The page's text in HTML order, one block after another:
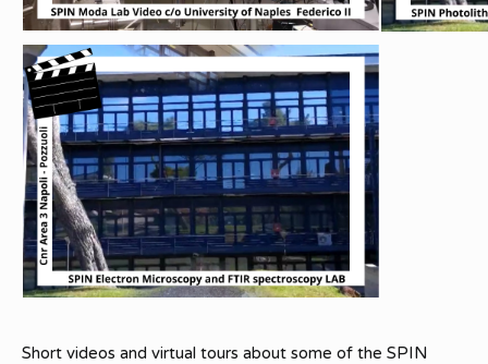
Short videos and virtual tours about some of the SPIN